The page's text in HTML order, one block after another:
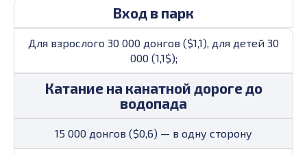
Вход в парк
Для взрослого 30 000 донгов ($1,1), для детей 30
000 (1,1$);
Катание на канатной дороге до
водопада
15 000 донгов ($0,6) — в одну сторону